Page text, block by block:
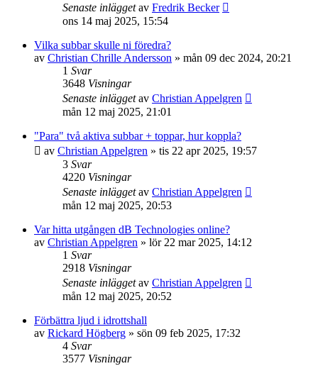
Senaste inläggetav Fredrik Becker
ons 14 maj 2025, 15:54
Vilka subbar skulle ni föredra?
av Christian Chrille Andersson » mån 09 dec 2024, 20:21
1 Svar
3648 Visningar
Senaste inläggetav Christian Appelgren
mån 12 maj 2025, 21:01
"Para" två aktiva subbar + toppar, hur koppla?
av Christian Appelgren » tis 22 apr 2025, 19:57
3 Svar
4220 Visningar
Senaste inläggetav Christian Appelgren
mån 12 maj 2025, 20:53
Var hitta utgången dB Technologies online?
av Christian Appelgren » lör 22 mar 2025, 14:12
1 Svar
2918 Visningar
Senaste inläggetav Christian Appelgren
mån 12 maj 2025, 20:52
Förbättra ljud i idrottshall
av Rickard Högberg » sön 09 feb 2025, 17:32
4 Svar
3577 Visningar